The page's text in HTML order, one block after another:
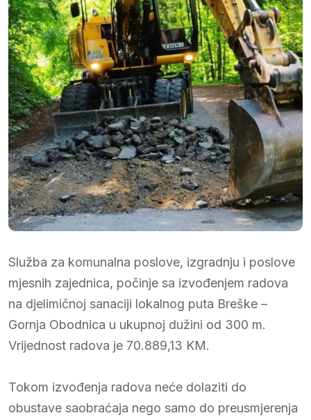
Služba za komunalna poslove, izgradnju i poslove
mjesnih zajednica, počinje sa izvođenjem radova
na djelimičnoj sanaciji lokalnog puta Breške –
Gornja Obodnica u ukupnoj dužini od 300 m.
Vrijednost radova je 70.889,13 KM.
Tokom izvođenja radova neće dolaziti do
obustave saobraćaja nego samo do preusmjerenja